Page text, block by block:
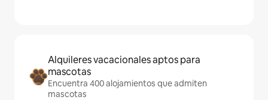
Alquileres vacacionales aptos para
mascotas
Encuentra 400 alojamientos que admiten
mascotas